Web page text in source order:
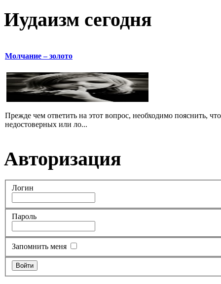
Иудаизм сегодня
Молчание – золото
Прежде чем ответить на этот вопрос, необходимо пояснить,
недостоверных или ло...
Авторизация
Логин
Пароль
Запомнить меня